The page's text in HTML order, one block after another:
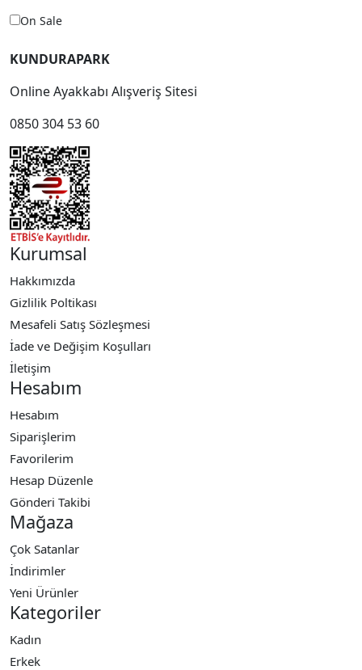
On Sale
KUNDURAPARK
Online Ayakkabı Alışveriş Sitesi
0850 304 53 60
Kurumsal
Hakkımızda
Gizlilik Poltikası
Mesafeli Satış Sözleşmesi
İade ve Değişim Koşulları
İletişim
Hesabım
Hesabım
Siparişlerim
Favorilerim
Hesap Düzenle
Gönderi Takibi
Mağaza
Çok Satanlar
İndirimler
Yeni Ürünler
Kategoriler
Kadın
Erkek